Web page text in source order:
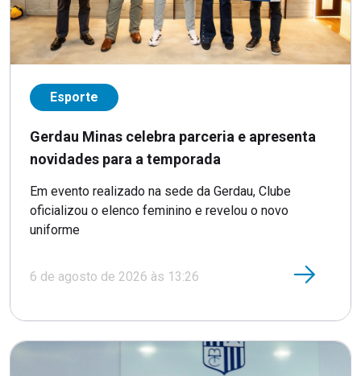
Esporte
Gerdau Minas celebra parceria e apresenta
novidades para a temporada
Em evento realizado na sede da Gerdau, Clube
oficializou o elenco feminino e revelou o novo
uniforme
6 de agosto de 2026 às 13:26